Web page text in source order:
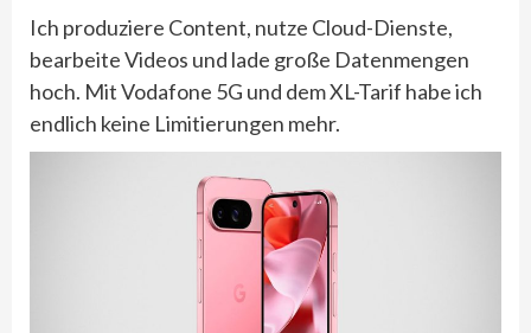
Ich produziere Content, nutze Cloud-Dienste,
bearbeite Videos und lade große Datenmengen
hoch. Mit Vodafone 5G und dem XL-Tarif habe ich
endlich keine Limitierungen mehr.